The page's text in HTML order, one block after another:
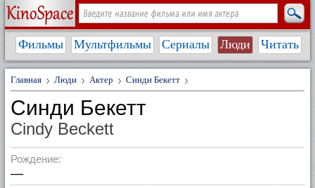
Фильмы Мультфильмы Сериалы Люди Читать
Главная Люди Актер Синди Бекетт
Синди Бекетт
Cindy Beckett
Рождение:
—